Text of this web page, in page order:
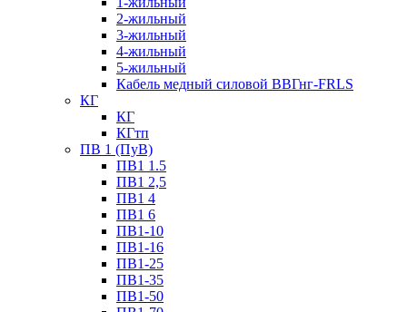
2-жильный
3-жильный
4-жильный
5-жильный
Кабель медный силовой ВВГнг-FRLS
КГ
КГ
КГтп
ПВ 1 (ПуВ)
ПВ1 1.5
ПВ1 2,5
ПВ1 4
ПВ1 6
ПВ1-10
ПВ1-16
ПВ1-25
ПВ1-35
ПВ1-50